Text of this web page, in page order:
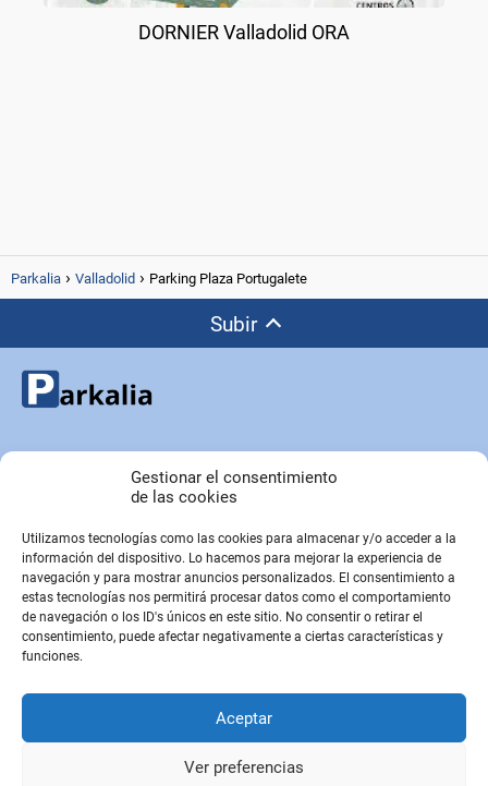
Gestionar el consentimiento
de las cookies
Utilizamos tecnologías como las cookies para almacenar y/o acceder a la
información del dispositivo. Lo hacemos para mejorar la experiencia de
navegación y para mostrar anuncios personalizados. El consentimiento a
estas tecnologías nos permitirá procesar datos como el comportamiento
de navegación o los ID's únicos en este sitio. No consentir o retirar el
consentimiento, puede afectar negativamente a ciertas características y
funciones.
Aceptar
Ver preferencias
DORNIER Valladolid ORA
Parkalia Valladolid Parking Plaza Portugalete
Subir
Copyright © Parkalia.es
PÁGINAS EMPRESA
Contacto
Sobre Nosotros
Sitemap